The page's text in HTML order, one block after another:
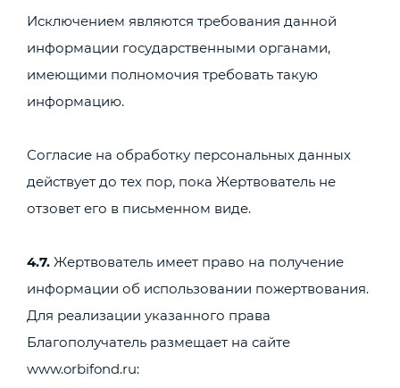
Исключением являются требования данной
информации государственными органами,
имеющими полномочия требовать такую
информацию.
Согласие на обработку персональных данных
действует до тех пор, пока Жертвователь не
отзовет его в письменном виде.
4.7. Жертвователь имеет право на получение
информации об использовании пожертвования.
Для реализации указанного права
Благополучатель размещает на сайте
www.orbifond.ru: